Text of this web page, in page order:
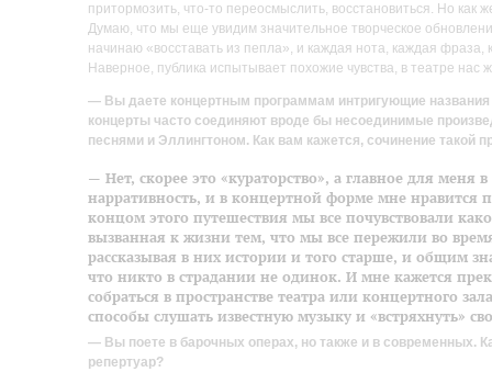
притормозить, что-то переосмыслить, восстановиться. Но как
Думаю, что мы еще увидим значительное творческое
начинаю «восставать из пепла», и каждая нота, каждая
Наверное, публика испытывает похожие чувства, в театре
— Вы даете концертным программам интригующие
концерты часто соединяют вроде бы несоединимые
песнями и Эллингтоном. Как вам кажется, сочинение такой
— Нет, скорее это «кураторство», а главное для меня
нарративность, и в концертной форме мне
концом этого путешествия мы все почувствовали
вызванная к жизни тем, что мы все пережили во
рассказывая в них истории и того старше, и общим
что никто в страдании не одинок. И мне кажется
собраться в пространстве театра или концертного
способы слушать известную музыку и «встряхнуть»
— Вы поете в барочных операх, но также и в современных.
репертуар?